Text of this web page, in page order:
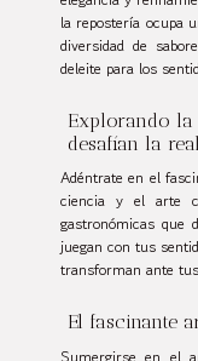
la repostería ocupa
diversidad de
deleite para los
Explorando
desafían la
Adéntrate en el
ciencia y el arte
gastronómicas que
juegan con tus
transforman ante
El fascinante